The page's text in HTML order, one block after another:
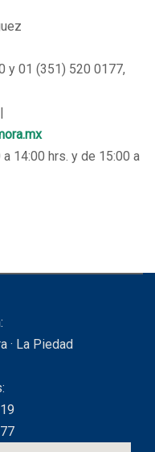
y 01 (351) 520 0177,
|
14:00 hrs. y de 15:00 a
· La Piedad